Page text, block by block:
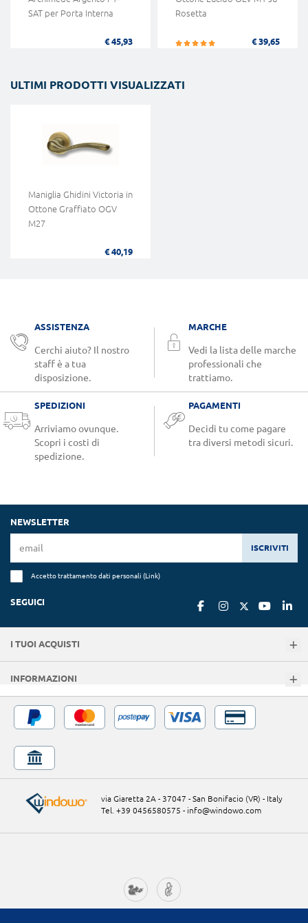
SAT per Porta Interna
€ 45,93
Rosetta
€ 39,65
ULTIMI PRODOTTI VISUALIZZATI
Maniglia Ghidini Victoria in
Ottone Graffiato OGV
M27
€ 40,19
ASSISTENZA
Cerchi aiuto? Il nostro
staff è a tua
disposizione.
MARCHE
Vedi la lista delle marche
professionali che
trattiamo.
SPEDIZIONI
Arriviamo ovunque.
Scopri i costi di
spedizione.
PAGAMENTI
Decidi tu come pagare
tra diversi metodi sicuri.
NEWSLETTER
ISCRIVITI
Accetto trattamento dati personali (Link)
SEGUICI
I TUOI ACQUISTI
INFORMAZIONI
via Giaretta 2A - 37047 - San Bonifacio (VR) - Italy
Tel. +39 0456580575 - info@windowo.com